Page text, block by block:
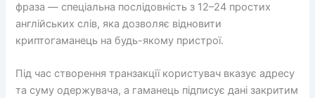
фраза — спеціальна послідовність з 12–24 простих
англійських слів, яка дозволяє відновити
криптогаманець на будь-якому пристрої.
Під час створення транзакції користувач вказує адресу
та суму одержувача, а гаманець підписує дані закритим